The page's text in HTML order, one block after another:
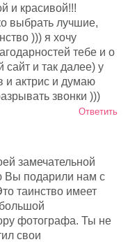
и красивой!!!
выбрать лучшие,
))) я хочу
тебе и о
сайт и так далее) у
и актрис и думаю
звонки )))
Ответить
замечательной
Вы подарили нам с
таинство имеет
фотографа. Ты не
свои